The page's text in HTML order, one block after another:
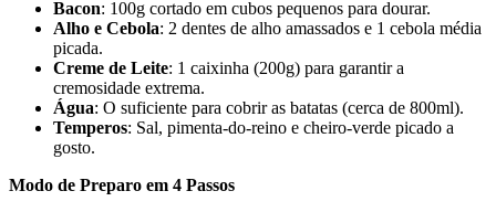
Bacon: 100g cortado em cubos pequenos para dourar.
Alho e Cebola: 2 dentes de alho amassados e 1 cebola média
picada.
Creme de Leite: 1 caixinha (200g) para garantir a
cremosidade extrema.
Água: O suficiente para cobrir as batatas (cerca de 800ml).
Temperos: Sal, pimenta-do-reino e cheiro-verde picado a
gosto.
Modo de Preparo em 4 Passos